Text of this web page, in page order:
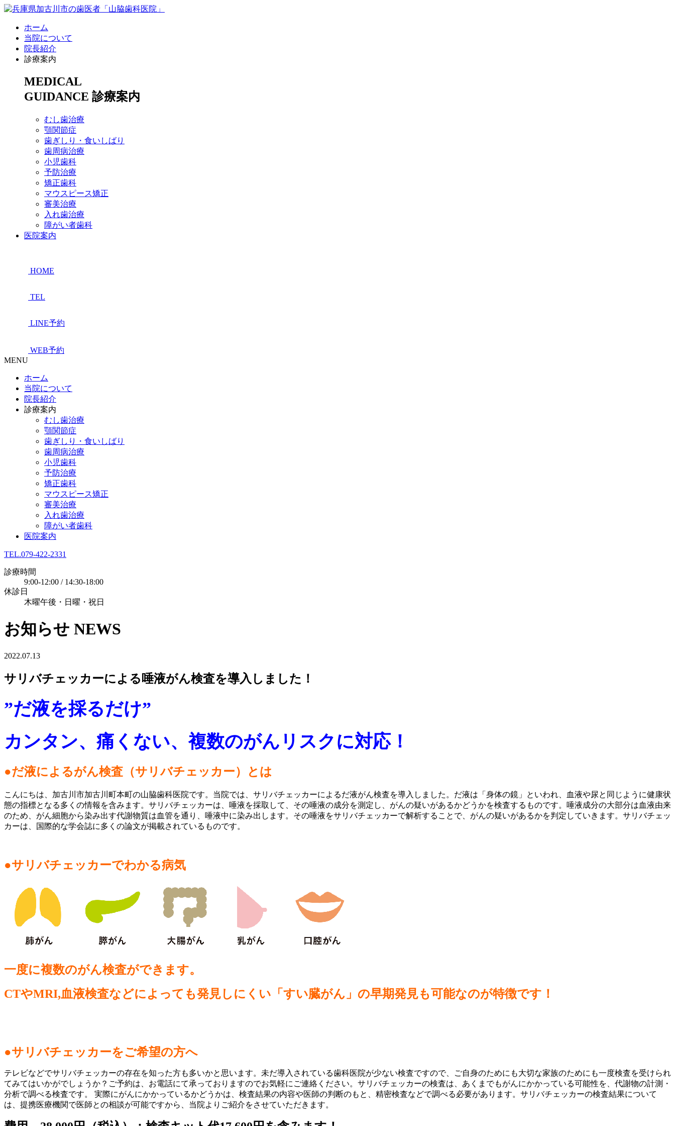
ホーム
当院について
院長紹介
診療案内
MEDICAL
GUIDANCE 診療案内
むし歯治療
顎関節症
歯ぎしり・食いしばり
歯周病治療
小児歯科
予防治療
矯正歯科
マウスピース矯正
審美治療
入れ歯治療
障がい者歯科
医院案内
HOME
TEL
LINE予約
WEB予約
MENU
ホーム
当院について
院長紹介
診療案内
むし歯治療
顎関節症
歯ぎしり・食いしばり
歯周病治療
小児歯科
予防治療
矯正歯科
マウスピース矯正
審美治療
入れ歯治療
障がい者歯科
医院案内
TEL.079-422-2331
診療時間
9:00-12:00 / 14:30-18:00
休診日
木曜午後・日曜・祝日
お知らせ NEWS
2022.07.13
サリバチェッカーによる唾液がん検査を導入しました！
”だ液を採るだけ”
カンタン、痛くない、複数のがんリスクに対応！
●だ液によるがん検査（サリバチェッカー）とは
こんにちは、加古川市加古川町本町の山脇歯科医院です。当院では、サリバチェッカーによるだ液がん検査を導入しました。だ液は「身体の鏡」といわれ、血液や尿と同じように健康状
態の指標となる多くの情報を含みます。サリバチェッカーは、唾液を採取して、その唾液の成分を測定し、がんの疑いがあるかどうかを検査するものです。唾液成分の大部分は血液由来
のため、がん細胞から染み出す代謝物質は血管を通り、唾液中に染み出します。その唾液をサリバチェッカーで解析することで、がんの疑いがあるかを判定していきます。 サリバチェッ
カーは、国際的な学会誌に多くの論文が掲載されているものです。
●サリバチェッカーでわかる病気
一度に複数のがん検査ができます。
CTやMRI,血液検査などによっても発見しにくい「すい臓がん」の早期発見も可能なのが特徴です！
●サリバチェッカーをご希望の方へ
テレビなどでサリバチェッカーの存在を知った方も多いかと思います。未だ導入されている歯科医院が少ない検査ですので、ご自身のためにも大切な家族のためにも一度検査を受けられ
てみてはいかがでしょうか？ご予約は、お電話にて承っておりますのでお気軽にご連絡ください。サリバチェッカーの検査は、あくまでもがんにかかっている可能性を、代謝物の計測・
分析で調べる検査です。 実際にがんにかかっているかどうかは、検査結果の内容や医師の判断のもと、精密検査などで調べる必要があります。サリバチェッカーの検査結果について
は、提携医療機関で医師との相談が可能ですから、当院よりご紹介をさせていただきます。